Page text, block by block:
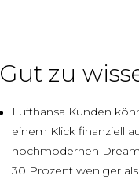
Gut zu
Lufthansa Kunden
einem Klick finanziell
hochmodernen
30 Prozent weniger